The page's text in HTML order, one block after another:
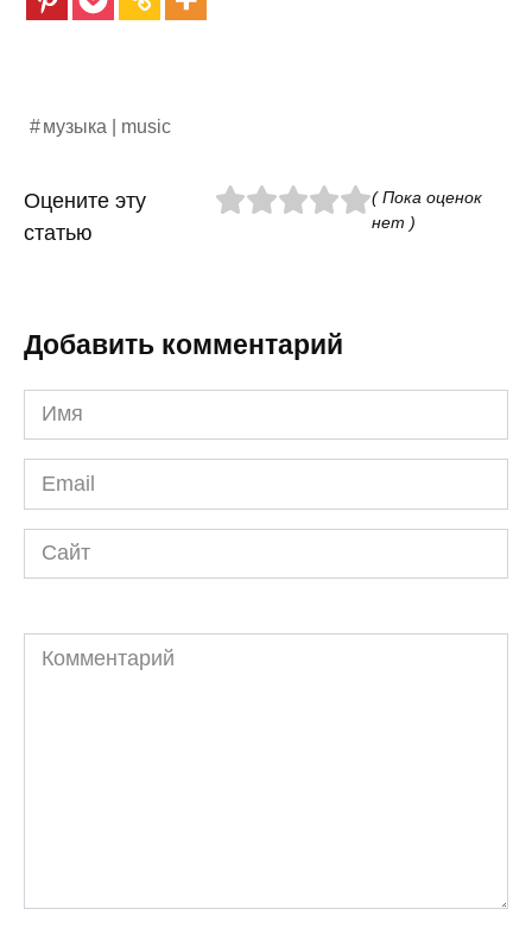
музыка | music
Оцените эту
статью
( Пока оценок
нет )
Добавить комментарий
Имя
*
Email
*
Сайт
Комментарий